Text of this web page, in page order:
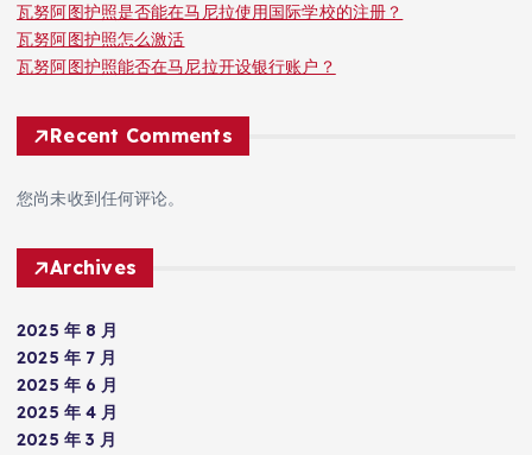
瓦努阿图护照是否能在马尼拉使用国际学校的注册？
瓦努阿图护照怎么激活
瓦努阿图护照能否在马尼拉开设银行账户？
Recent Comments
您尚未收到任何评论。
Archives
2025 年 8 月
2025 年 7 月
2025 年 6 月
2025 年 4 月
2025 年 3 月